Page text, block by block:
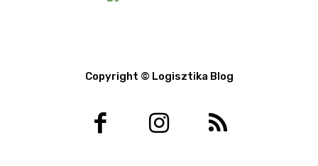
Copyright © Logisztika Blog